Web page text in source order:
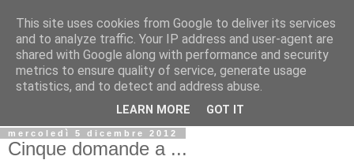
Biblio@rti in
Il Blog della Biblioteca di Area delle arti per condividere
informazioni iniziative incontri
mercoledì 5 dicembre 2012
Cinque domande a ...
This site uses cookies from Google to deliver its services
and to analyze traffic. Your IP address and user-agent are
shared with Google along with performance and security
metrics to ensure quality of service, generate usage
statistics, and to detect and address abuse.
LEARN MORE GOT IT